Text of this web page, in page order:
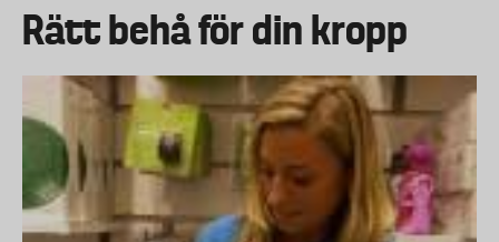
Huvudmeny
ny
TEKNIK
Rätt behå för din kropp